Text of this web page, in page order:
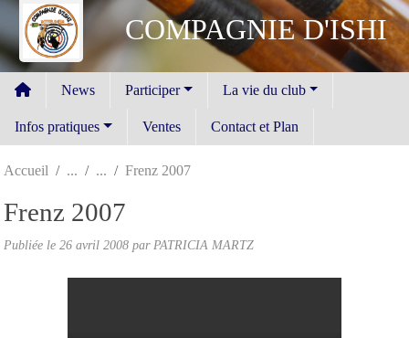
COMPAGNIE D'ISHI
News Participer La vie du club
Infos pratiques Ventes Contact et Plan
Accueil Frenz 2007
Frenz 2007
Publiée le 26 avril 2008 par PATRICIA MARTZ
Panneau de gestion des cookies